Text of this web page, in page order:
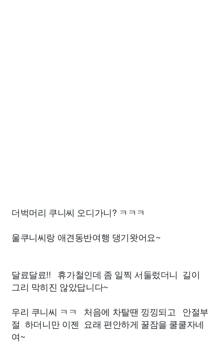
더벅머리 쿠니씨 오디가니? ㅋㅋㅋ
울쿠니씨랑 애견동반여행 댕기왓어요~
달료달료!! 휴가철인데 좀 일찍 서둘렀더니 길이
그리 막히진 않았답니다~
우리 쿠니씨 ㅋㅋ 처음에 차탈땐 낑낑되고 안절부
절 하더니만 이젠 요래 편안하게 꿀잠을 쿨쿨자네
여~